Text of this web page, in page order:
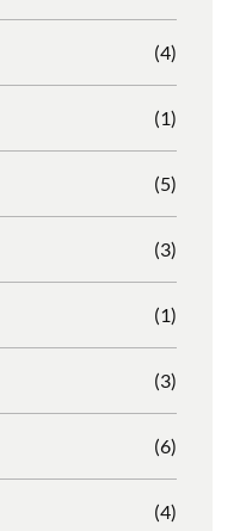
(4)
(1)
(5)
(3)
(1)
(3)
(6)
(4)